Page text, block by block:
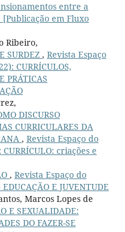
entre a
em Fluxo
Ribeiro,
SURDEZ , Revista Espaço
CURRÍCULOS,
PRÁTICAS
DISCURSO
CURRICULARES DA
, Revista Espaço do
criações e
, Revista Espaço do
E JUVENTUDE
Marcos Lopes de
E SEXUALIDADE:
DO FAZER-SE